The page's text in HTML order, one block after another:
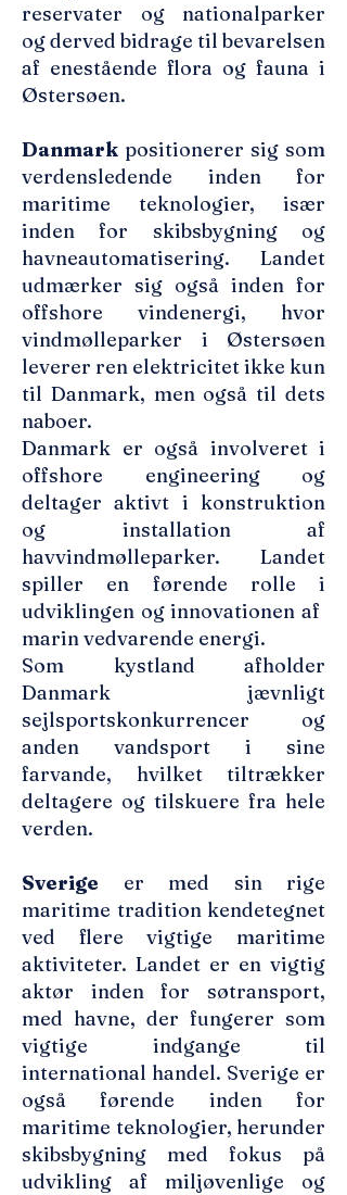
reservater og nationalparker
og derved bidrage til bevarelsen
af ​​enestående flora og fauna i
Østersøen.
Danmark positionerer sig som
verdensledende inden for
maritime teknologier, især
inden for skibsbygning og
havneautomatisering. Landet
udmærker sig også inden for
offshore vindenergi, hvor
vindmølleparker i Østersøen
leverer ren elektricitet ikke kun
til Danmark, men også til dets
naboer.
Danmark er også involveret i
offshore engineering og
deltager aktivt i konstruktion
og installation af
havvindmølleparker. Landet
spiller en førende rolle i
udviklingen og innovationen af ​​
marin vedvarende energi.
Som kystland afholder
Danmark jævnligt
sejlsportskonkurrencer og
anden vandsport i sine
farvande, hvilket tiltrækker
deltagere og tilskuere fra hele
verden.
Sverige er med sin rige
maritime tradition kendetegnet
ved flere vigtige maritime
aktiviteter. Landet er en vigtig
aktør inden for søtransport,
med havne, der fungerer som
vigtige indgange til
international handel. Sverige er
også førende inden for
maritime teknologier, herunder
skibsbygning med fokus på
udvikling af miljøvenlige og